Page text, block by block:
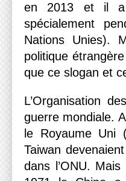
en 2013 et il a
spécialement
Nations Unies).
politique
que ce slogan et
L’Organisation
guerre mondiale.
le Royaume Uni
Taiwan
dans l’ONU.